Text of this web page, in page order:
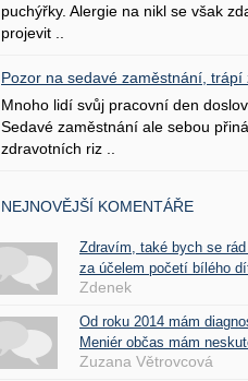
puchýřky. Alergie na nikl se však
projevit ..
Pozor na sedavé zaměstnání,
Mnoho lidí svůj pracovní den
Sedavé zaměstnání ale sebou
zdravotních riz ..
NEJNOVĚJŠÍ KOMENTÁŘE
Zdravím, také bych se
za účelem početí bílého
Zdenek
Od roku 2014 mám
Meniér občas mám
Zuzana Větrovcová